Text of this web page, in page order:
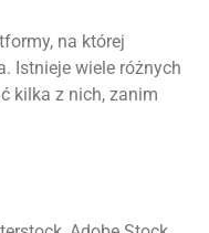
na której
Istnieje wiele różnych
kilka z nich, zanim